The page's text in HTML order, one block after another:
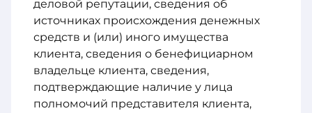
деловой репутации, сведения об
источниках происхождения денежных
средств и (или) иного имущества
клиента, сведения о бенефициарном
владельце клиента, сведения,
подтверждающие наличие у лица
полномочий представителя клиента,